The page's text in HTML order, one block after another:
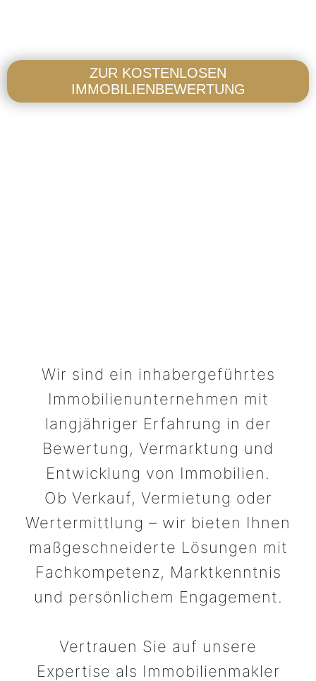
ZUR KOSTENLOSEN
IMMOBILIENBEWERTUNG
Wir sind ein inhabergeführtes
Immobilienunternehmen mit
langjähriger Erfahrung in der
Bewertung, Vermarktung und
Entwicklung von Immobilien.
Ob Verkauf, Vermietung oder
Wertermittlung – wir bieten Ihnen
maßgeschneiderte Lösungen mit
Fachkompetenz, Marktkenntnis
und persönlichem Engagement.
Vertrauen Sie auf unsere
Expertise als Immobilienmakler